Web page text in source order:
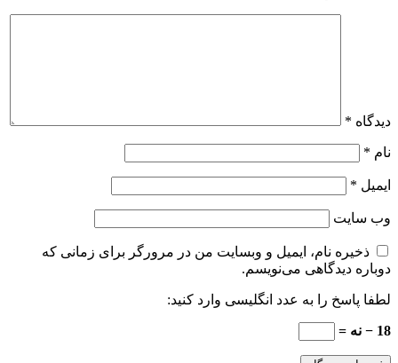
نام، ایمیل و وبسایت من در مرورگر برای زمانی که
دیدگاهی می‌نویسم.
را به عدد انگلیسی وارد کنید: